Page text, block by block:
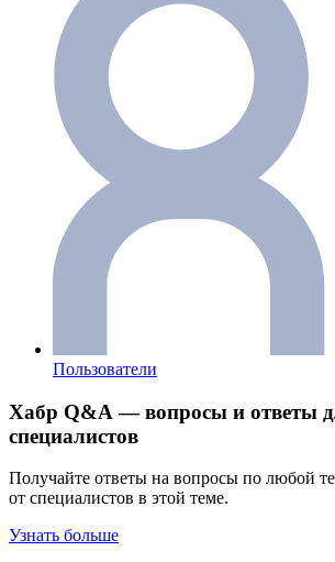
Пользователи
Хабр Q&A — вопросы и ответы
специалистов
Получайте ответы на вопросы по любой
от специалистов в этой теме.
Узнать больше